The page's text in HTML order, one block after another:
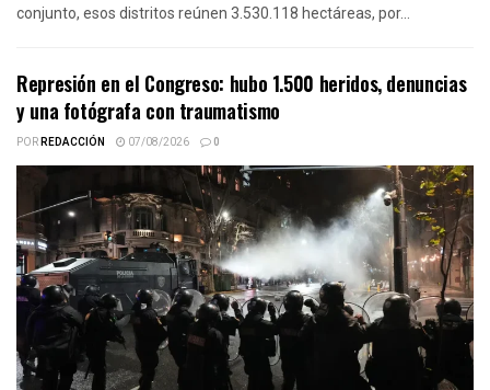
conjunto, esos distritos reúnen 3.530.118 hectáreas, por...
Represión en el Congreso: hubo 1.500 heridos, denuncias
y una fotógrafa con traumatismo
PORREDACCIÓN 07/08/2026 0